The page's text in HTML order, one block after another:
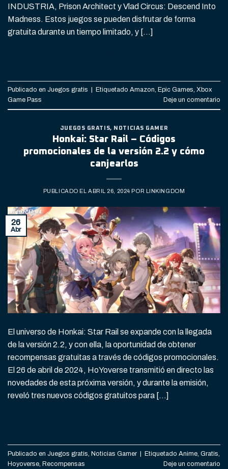
INDUSTRIA, Prison Architect y Vlad Circus: Descend Into
Madness. Estos juegos se pueden disfrutar de forma
gratuita durante un tiempo limitado, y […]
Publicado en Juegos gratis Etiquetado Amazon, Epic Games, Xbox
Game Pass
Deje un comentario
JUEGOS GRATIS, NOTICIAS GAMER
Honkai: Star Rail – Códigos
promocionales de la versión 2.2 y cómo
canjearlos
PUBLICADO EL ABRIL 26, 2024 POR LINKINGDOM
26
Abr
El universo de Honkai: Star Rail se expande con la llegada
de la versión 2.2, y con ella, la oportunidad de obtener
recompensas gratuitas a través de códigos promocionales.
El 26 de abril de 2024, HoYoverse transmitió en directo las
novedades de esta próxima versión, y durante la emisión,
reveló tres nuevos códigos gratuitos para […]
Publicado en Juegos gratis Noticias Gamer | Etiquetado Anime Gratis
Hoyoverse Recompensas Deje un comentario